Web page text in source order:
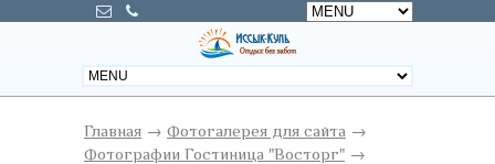
Главная → Фотогалерея для сайта →
Фотографии Гостиница "Восторг" →